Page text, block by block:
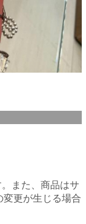
また、商品はサ
更が生じる場合